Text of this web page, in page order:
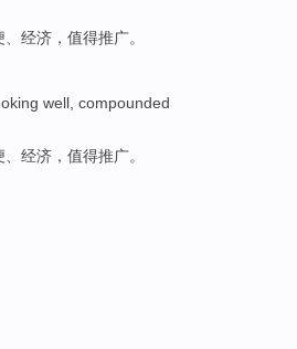
经济 ， 值得推广。
well , compounded
经济 ， 值得推广。